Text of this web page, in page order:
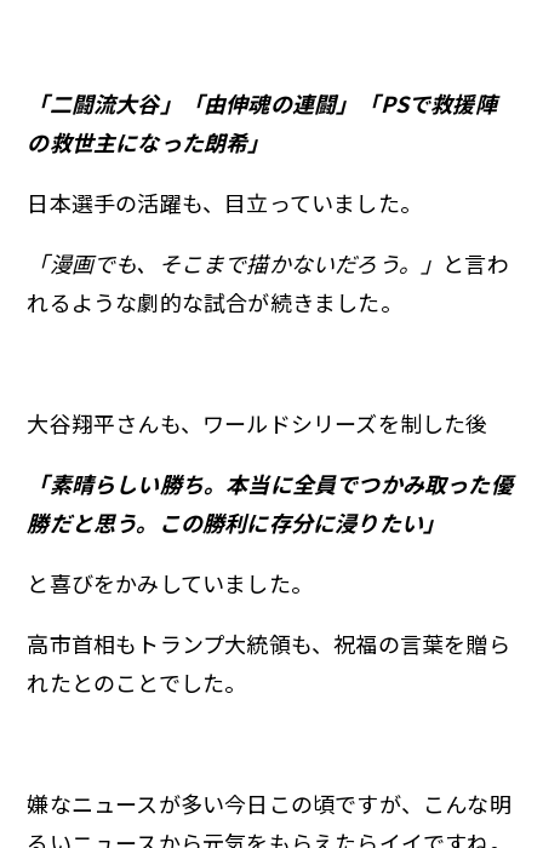
「二闘流大谷」「由伸魂の連闘」「PSで救援陣
の救世主になった朗希」
日本選手の活躍も、目立っていました。
「漫画でも、そこまで描かないだろう。」 と言わ
れるような劇的な試合が続きました。
大谷翔平さんも、ワールドシリーズを制した後
「素晴らしい勝ち。本当に全員でつかみ取った優
勝だと思う。この勝利に存分に浸りたい」
と喜びをかみしていました。
高市首相もトランプ大統領も、祝福の言葉を贈ら
れたとのことでした。
嫌なニュースが多い今日この頃ですが、こんな明
るいニュースから元気をもらえたらイイですね。